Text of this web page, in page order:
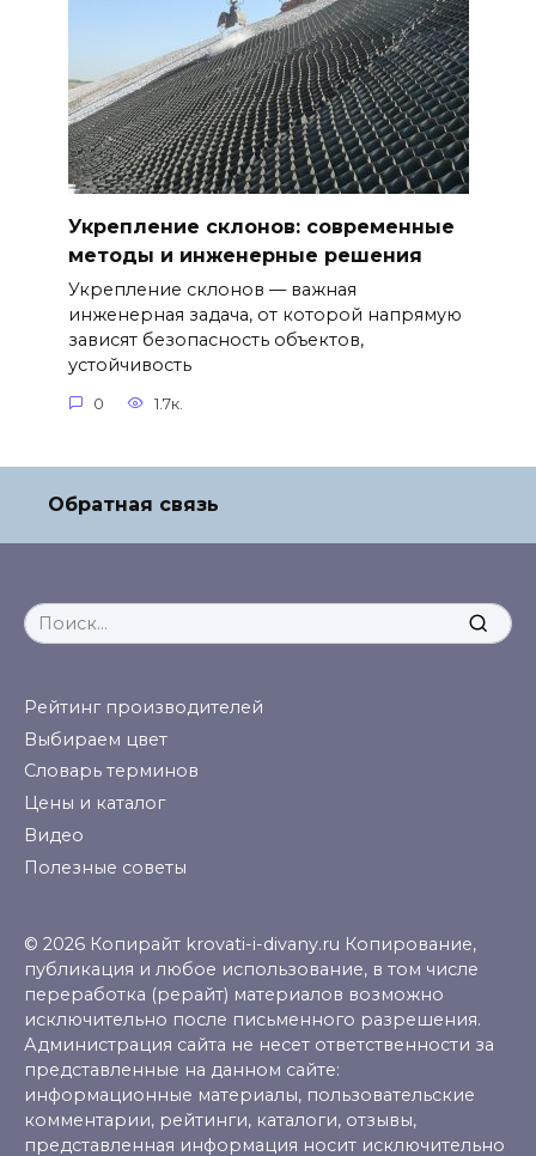
Укрепление склонов: современные
методы и инженерные решения
Укрепление склонов — важная
инженерная задача, от которой напрямую
зависят безопасность объектов,
устойчивость
0 1.7к.
Обратная связь
Search
for:
Рейтинг производителей
Выбираем цвет
Словарь терминов
Цены и каталог
Видео
Полезные советы
© 2026 Копирайт krovati-i-divany.ru Копирование,
публикация и любое использование, в том числе
переработка (рерайт) материалов возможно
исключительно после письменного разрешения.
Администрация сайта не несет ответственности за
представленные на данном сайте:
информационные материалы, пользовательские
комментарии, рейтинги, каталоги, отзывы,
представленная информация носит исключительно